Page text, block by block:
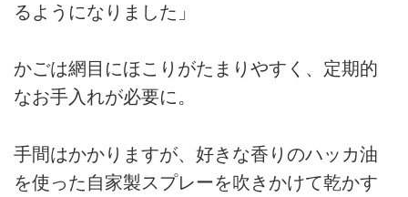
るようになりました」
かごは網目にほこりがたまりやすく、定期的
なお手入れが必要に。
手間はかかりますが、好きな香りのハッカ油
を使った自家製スプレーを吹きかけて乾かす